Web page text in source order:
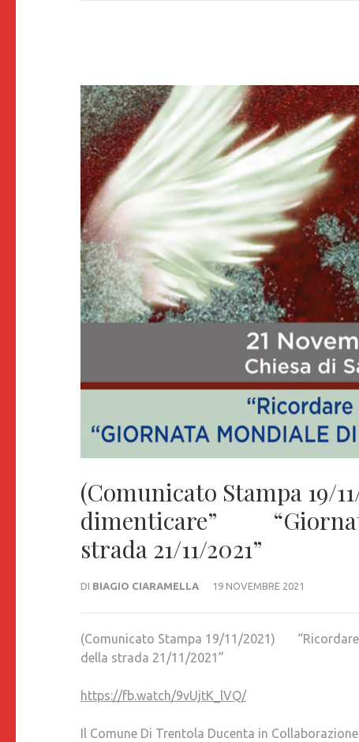
(Comunicato Stampa
dimenticare”
strada 21/11/2021”
DI BIAGIO CIARAMELLA 19 NOVEMBRE 2021
(Comunicato Stampa 19/11/2021)
della strada 21/11/2021”
https://fb.watch/9vUjtK_lVQ/
Il Comune Di Trentola Ducenta in